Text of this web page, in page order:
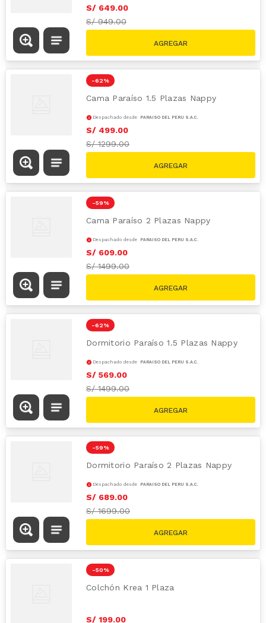
S/ 649.00
S/949.00
-62 %
Cama Paraíso 1.5 Plazas Nappy
Despachado desde PARAÍSO DEL PERÚ S.A.C.
S/ 499.00
S/1299.00
-59 %
Cama Paraíso 2 Plazas Nappy
Despachado desde PARAÍSO DEL PERÚ S.A.C.
S/ 609.00
S/1499.00
-62 %
Dormitorio Paraíso 1.5 Plazas Nappy
Despachado desde PARAÍSO DEL PERÚ S.A.C.
S/ 569.00
S/1499.00
-59 %
Dormitorio Paraíso 2 Plazas Nappy
Despachado desde PARAÍSO DEL PERÚ S.A.C.
S/ 689.00
S/1699.00
-50 %
Colchón Krea 1 Plaza
S/ 199.00